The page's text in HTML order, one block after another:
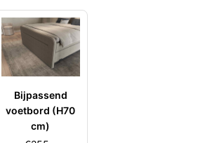
Bijpassend
voetbord (H70
cm)